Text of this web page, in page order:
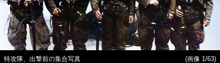
特攻隊、出撃前の集合写真 (画像 1/63)